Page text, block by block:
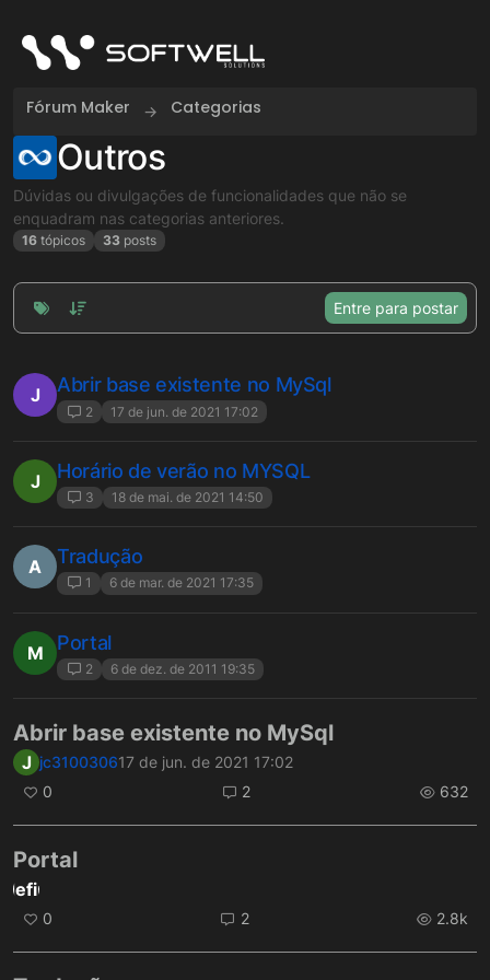
Fórum Maker Categorias
Outros
Dúvidas ou divulgações de funcionalidades que não se
enquadram nas categorias anteriores.
16 tópicos 33 posts
Entre para postar
J Abrir base existente no MySql
2 17 de jun. de 2021 17:02
J Horário de verão no MYSQL
3 18 de mai. de 2021 14:50
A Tradução
1 6 de mar. de 2021 17:35
M Portal
2 6 de dez. de 2011 19:35
Abrir base existente no MySql
J jc310030617 de jun. de 2021 17:02
0
2 632
Portal
0 2 2.8k